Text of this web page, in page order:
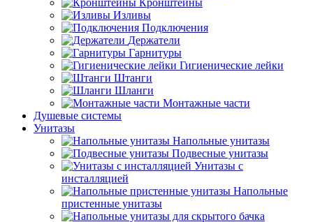
Кронштейны
Изливы
Подключения
Держатели
Гарнитуры
Гигиенические лейки
Штанги
Шланги
Монтажные части
Душевые системы
Унитазы
Напольные унитазы
Подвесные унитазы
Унитазы с
инсталляцией
Напольные
пристенные унитазы